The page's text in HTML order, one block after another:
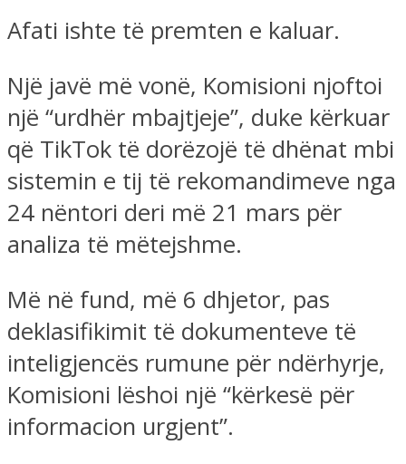
Afati ishte të premten e kaluar.
Një javë më vonë, Komisioni njoftoi
një “urdhër mbajtjeje”, duke kërkuar
që TikTok të dorëzojë të dhënat mbi
sistemin e tij të rekomandimeve nga
24 nëntori deri më 21 mars për
analiza të mëtejshme.
Më në fund, më 6 dhjetor, pas
deklasifikimit të dokumenteve të
inteligjencës rumune për ndërhyrje,
Komisioni lëshoi ​​një “kërkesë për
informacion urgjent”.